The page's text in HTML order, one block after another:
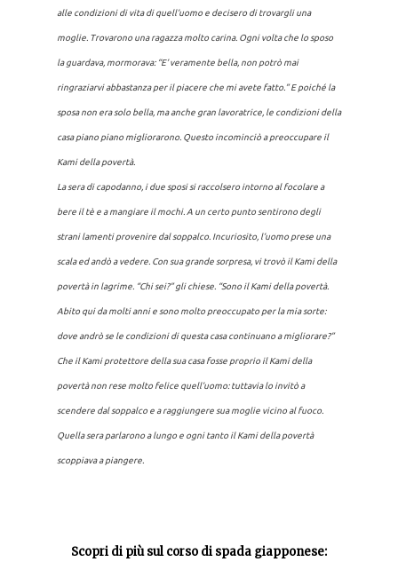
alle condizioni di vita di quell’uomo e decisero di trovargli una
moglie. Trovarono una ragazza molto carina. Ogni volta che lo sposo
la guardava, mormorava: “E’ veramente bella, non potrò mai
ringraziarvi abbastanza per il piacere che mi avete fatto.”E poiché la
sposa non era solo bella, ma anche gran lavoratrice, le condizioni della
casa piano piano migliorarono. Questo incominciò a preoccupare il
Kami della povertà.
La sera di capodanno, i due sposi si raccolsero intorno al focolare a
bere il tè e a mangiare ilmochi. A un certo punto sentirono degli
strani lamenti provenire dal soppalco. Incuriosito, l’uomo prese una
scala ed andò a vedere. Con sua grande sorpresa, vi trovò il Kami della
povertà in lagrime. “Chi sei?” gli chiese. “Sono il Kami della povertà.
Abito qui da molti anni e sono molto preoccupato per la mia sorte:
dove andrò se le condizioni di questa casa continuano a migliorare?”
Che il Kami protettore della sua casa fosse proprio il Kami della
povertà non rese molto felice quell’uomo: tuttavia lo invitò a
scendere dal soppalco e a raggiungere sua moglie vicino al fuoco.
Quella sera parlarono a lungo e ogni tanto il Kami della povertà
scoppiava a piangere.
Scopri di più sul corso di spada giapponese: